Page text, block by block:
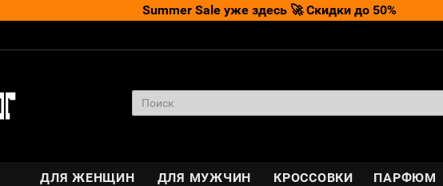
Summer Sale уже здесь 🚀 Скидки до 50%
ДЛЯ ЖЕНЩИН ДЛЯ МУЖЧИН КРОССОВКИ ПАРФЮМ